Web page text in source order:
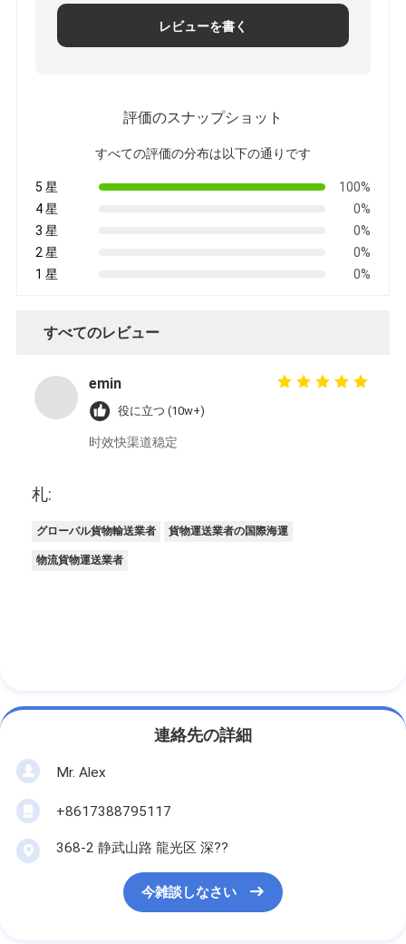
レビューを書く
評価のスナップショット
すべての評価の分布は以下の通りです
5 星
100%
4 星
0%
3 星
0%
2 星
0%
1 星
0%
すべてのレビュー
emin
役に立つ (10w+)
时效快渠道稳定
札:
グローバル貨物輸送業者 貨物運送業者の国際海運
物流貨物運送業者
連絡先の詳細
Mr. Alex
+8617388795117
368-2 静武山路 龍光区 深??
今雑談しなさい